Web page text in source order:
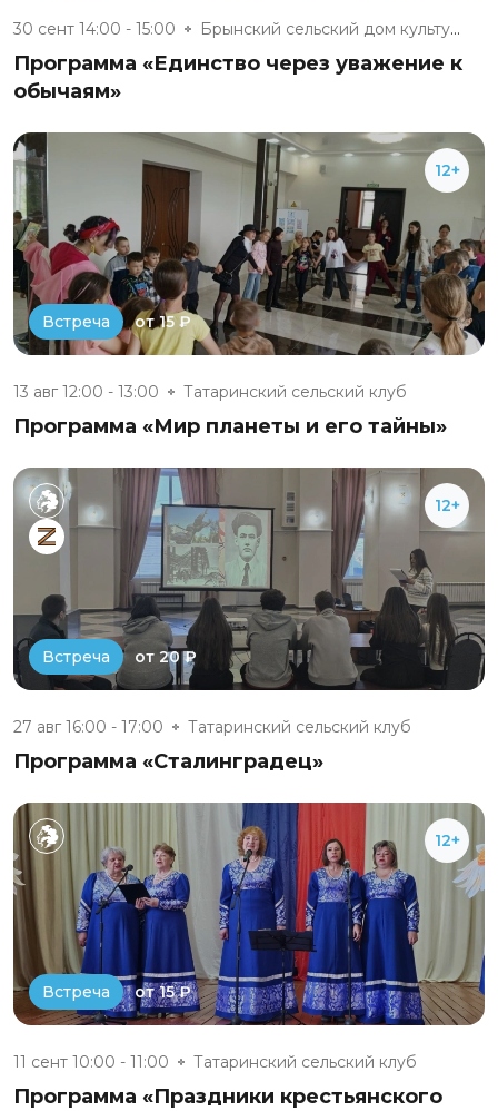
30 сент 14:00 - 15:00 Брынский сельский дом культуры
Программа «Единство через уважение к
обычаям»
12+
Встреча от 15 ₽
13 авг 12:00 - 13:00 Татаринский сельский клуб
Программа «Мир планеты и его тайны»
12+
Встреча от 20 ₽
27 авг 16:00 - 17:00 Татаринский сельский клуб
Программа «Сталинградец»
12+
Встреча от 15 ₽
11 сент 10:00 - 11:00 Татаринский сельский клуб
Программа «Праздники крестьянского